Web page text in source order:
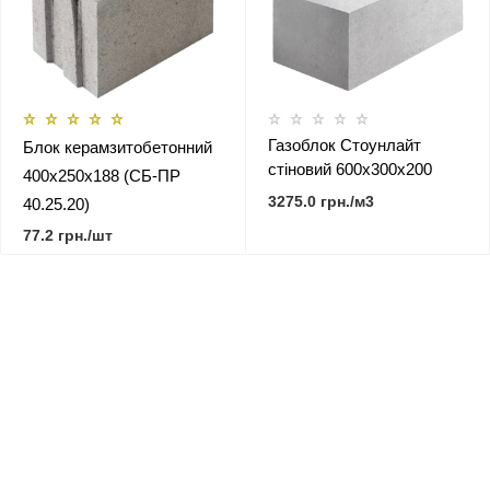
Блок керамзитобетонний
400х250х188 (СБ-ПР
40.25.20)
77.2 грн./шт
Газоблок Стоунлайт
стіновий 600х300х200
3275.0 грн./м3